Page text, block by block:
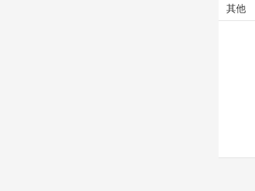
其他